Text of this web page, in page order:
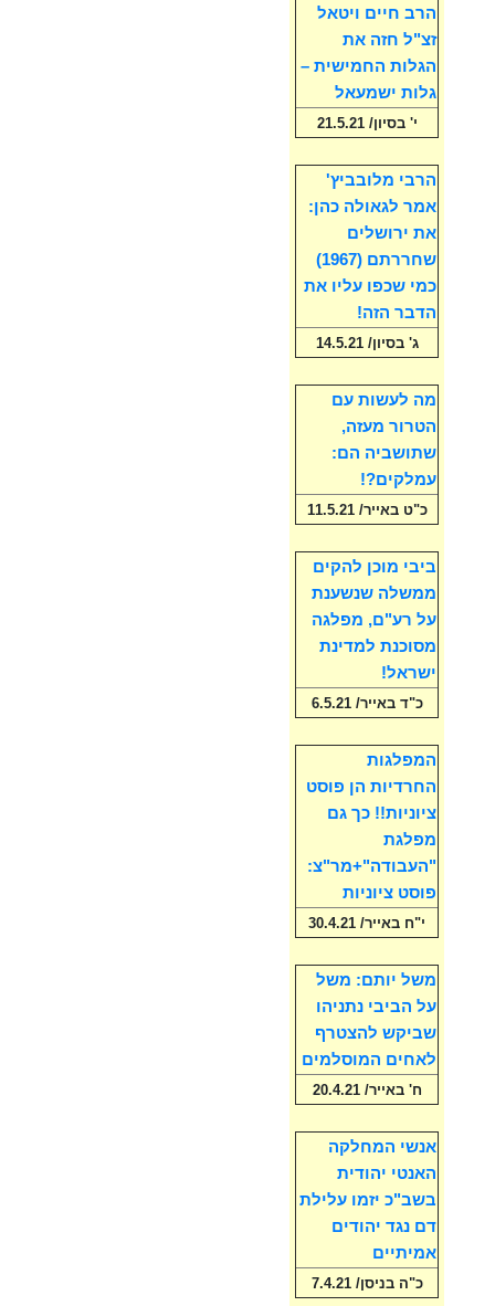
הרב חיים ויטאל
זצ"ל חזה את
הגלות החמישית –
גלות ישמעאל
י' בסיון/ 21.5.21
הרבי מלובביץ'
אמר לגאולה כהן:
את ירושלים
שחררתם (1967)
כמי שכפו עליו את
הדבר הזה!
ג' בסיון/ 14.5.21
מה לעשות עם
הטרור מעזה,
שתושביה הם:
עמלקים?!
כ"ט באייר/ 11.5.21
ביבי מוכן להקים
ממשלה שנשענת
על רע"ם, מפלגה
מסוכנת למדינת
ישראל!
כ"ד באייר/ 6.5.21
המפלגות
החרדיות הן פוסט
ציוניות!! כך גם
מפלגת
"העבודה"+מר"צ:
פוסט ציוניות
י"ח באייר/ 30.4.21
משל יותם: משל
על הביבי נתניהו
שביקש להצטרף
לאחים המוסלמים
ח' באייר/ 20.4.21
אנשי המחלקה
האנטי יהודית
בשב"כ יזמו עלילת
דם נגד יהודים
אמיתיים
כ"ה בניסן/ 7.4.21